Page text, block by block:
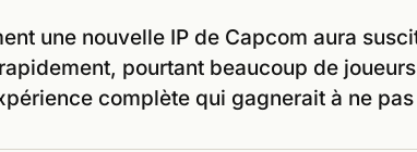
une nouvelle IP de Capcom aura
pourtant beaucoup de
complète qui gagnerait à ne